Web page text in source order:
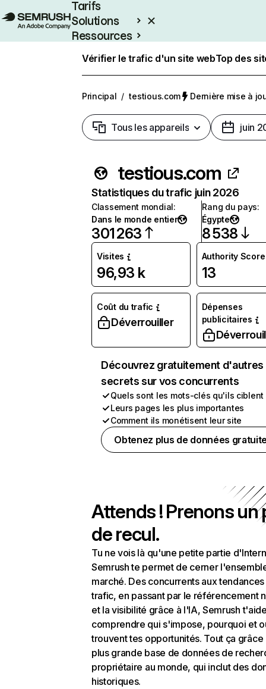
Tarifs
Solutions
Ressources
Vérifier le trafic d'un site webTop des
Principal / testious.com Dernière mise à
Tous les appareils juin
testious.com
Statistiques du trafic juin 2026
Classement mondial:
Dans le monde entier
301 263
Rang du pays:
Égypte
8 538
Visites
96,93 k
Authority Score
13
Coût du trafic
Déverrouiller
Dépenses
publicitaires
Découvrez gratuitement d'autres
secrets sur vos concurrents
Quels sont les mots-clés qu'ils ciblent
Leurs pages les plus importantes
Comment ils monétisent leur site
Obtenez plus de données
Attends ! Prenons un
de recul.
Tu ne vois là qu'une petite partie
Semrush te permet de cerner
marché. Des concurrents aux
trafic, en passant par le référencement
et la visibilité grâce à l'IA, Semrush
comprendre qui s'impose, pourquoi et
trouvent tes opportunités. Tout ça grâce
plus grande base de données de
propriétaire au monde, qui inclut des
historiques.